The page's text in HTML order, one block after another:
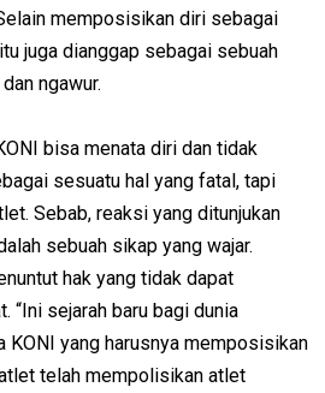
memposisikan diri sebagai
juga dianggap sebagai sebuah
ngawur.
bisa menata diri dan tidak
sesuatu hal yang fatal, tapi
Sebab, reaksi yang ditunjukan
sebuah sikap yang wajar.
hak yang tidak dapat
“Ini sejarah baru bagi dunia
KONI yang harusnya memposisikan
telah mempolisikan atlet